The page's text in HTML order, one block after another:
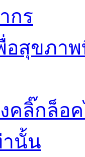
กร
พื่อสุขภา
งคลิ๊กล็อ
านั้น